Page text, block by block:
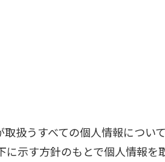
扱うすべての個人情報につい
に示す方針のもとで個人情